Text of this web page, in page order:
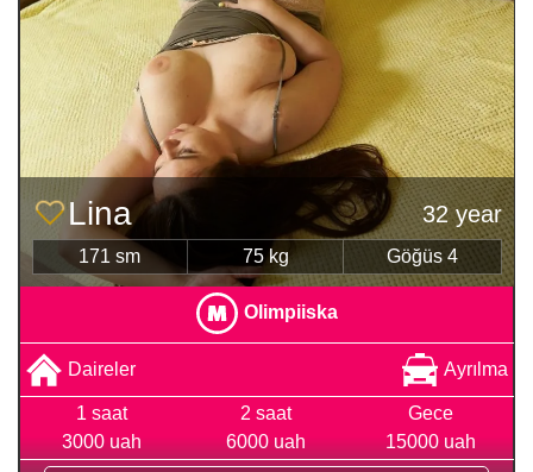
Lina 32 year
171 sm 75 kg Göğüs 4
Olimpiiska
Daireler Ayrılma
1 saat
3000 uah
2 saat
6000 uah
Gece
15000 uah